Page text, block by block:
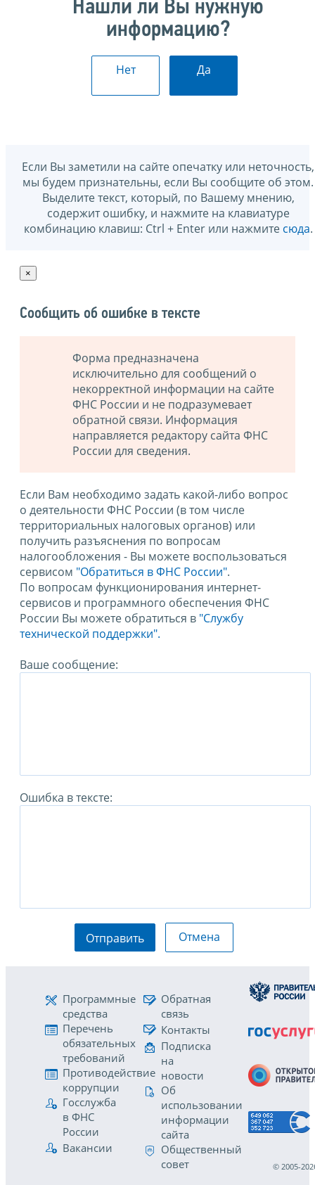
Нашли ли Вы нужную
информацию?
Нет Да
Если Вы заметили на сайте опечатку или неточность,
мы будем признательны, если Вы сообщите об этом.
Выделите текст, который, по Вашему мнению,
содержит ошибку, и нажмите на клавиатуре
комбинацию клавиш: Ctrl + Enter или нажмите сюда.
×
Сообщить об ошибке в тексте
Форма предназначена
исключительно для сообщений о
некорректной информации на сайте
ФНС России и не подразумевает
обратной связи. Информация
направляется редактору сайта ФНС
России для сведения.
Если Вам необходимо задать какой-либо вопрос
о деятельности ФНС России (в том числе
территориальных налоговых органов) или
получить разъяснения по вопросам
налогообложения - Вы можете воспользоваться
сервисом "Обратиться в ФНС России".
По вопросам функционирования интернет-
сервисов и программного обеспечения ФНС
России Вы можете обратиться в "Службу
технической поддержки".
Ваше сообщение:
Ошибка в тексте:
Отправить Отмена
Программные
средства
Перечень
обязательных
требований
Противодействие
коррупции
Госслужба
в ФНС
России
Вакансии
Обратная
связь
Контакты
Подписка
на
новости
Об
использовании
информации
сайта
Общественный
совет
© 2005-